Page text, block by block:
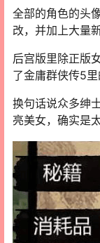
全部的角色的头
改，并加上大量
后宫版里除正版
了金庸群侠传5里
换句话说众多绅
亮美女，确实是